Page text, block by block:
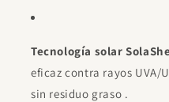
Tecnología solar
eficaz contra rayos UVA/
sin residuo graso .